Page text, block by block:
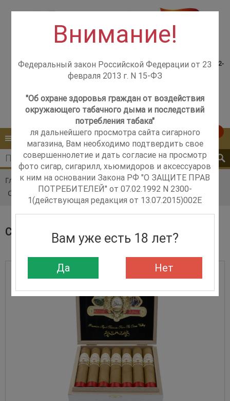
Контакты Обратный звонок
Розничный магазин
м. Добрынинская,
+7 (499) 237-12-56
самовывоз со склада +7(925)502-
КАТАЛОГ МЕНЮ
Главная Каталог Сигары
La Galera
Сигары La Galera Connecticut Pilon
СИГАРЫ LA GALERA CONNECTICUT PILON
Внимание!
Федеральный закон Российской Федерации от 23
февраля 2013 г. N 15-ФЗ
"Об охране здоровья граждан от воздействия
окружающего табачного дыма и последствий
потребления табака"
ля дальнейшего просмотра сайта сигарного
магазина, Вам необходимо подтвердить свое
совершеннолетие и дать согласие на просмотр
фото сигар, сигарилл, хьюмидоров и аксессуаров
к ним на основании Закона РФ "О ЗАЩИТЕ ПРАВ
ПОТРЕБИТЕЛЕЙ" от 07.02.1992 N 2300-
1(действующая редакция от 13.07.2015)002E
Вам уже есть 18 лет?
Да Нет